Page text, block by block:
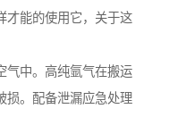
才能的使用它，关于这
气中。高纯氩气在搬运
损。配备泄漏应急处理